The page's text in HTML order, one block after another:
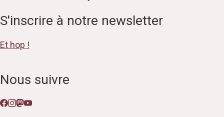
S'inscrire à notre newsletter
Et hop !
Nous suivre